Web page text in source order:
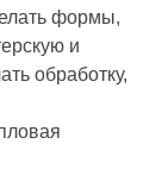
формы,
и
обработку,